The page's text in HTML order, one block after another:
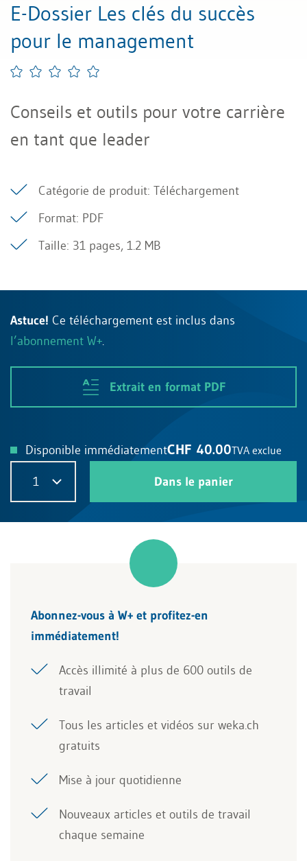
E-Dossier Les clés du succès
pour le management
Conseils et outils pour votre carrière
en tant que leader
Catégorie de produit: Téléchargement
Format: PDF
Taille: 31 pages, 1.2 MB
Astuce! Ce téléchargement est inclus dans
l’abonnement W+.
Extrait en format PDF
Disponible immédiatementCHF 40.00TVA exclue
1 Dans le panier
Abonnez-vous à W+ et profitez-en
immédiatement!
Accès illimité à plus de 600 outils de
travail
Tous les articles et vidéos sur weka.ch
gratuits
Mise à jour quotidienne
Nouveaux articles et outils de travail
chaque semaine